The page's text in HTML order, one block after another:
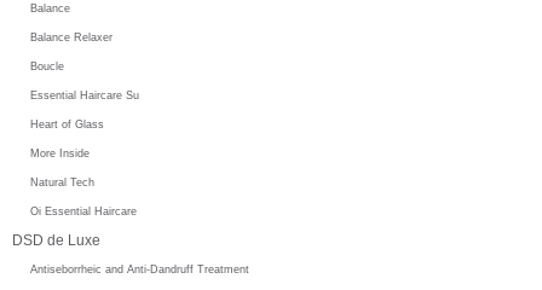
Balance
Balance Relaxer
Boucle
Essential Haircare Su
Heart of Glass
More Inside
Natural Tech
Oi Essential Haircare
DSD de Luxe
Antiseborrheic and Anti-Dandruff Treatment